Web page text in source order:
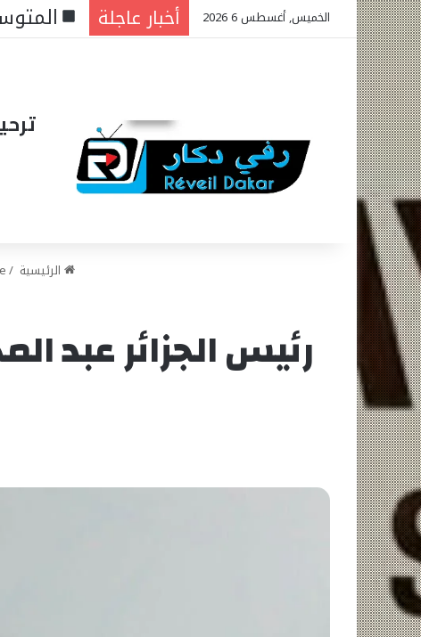
الخميس, أغسطس 6 2026 أخبار عاجلة
الرئيسية /
رئيس الجزائر عبد